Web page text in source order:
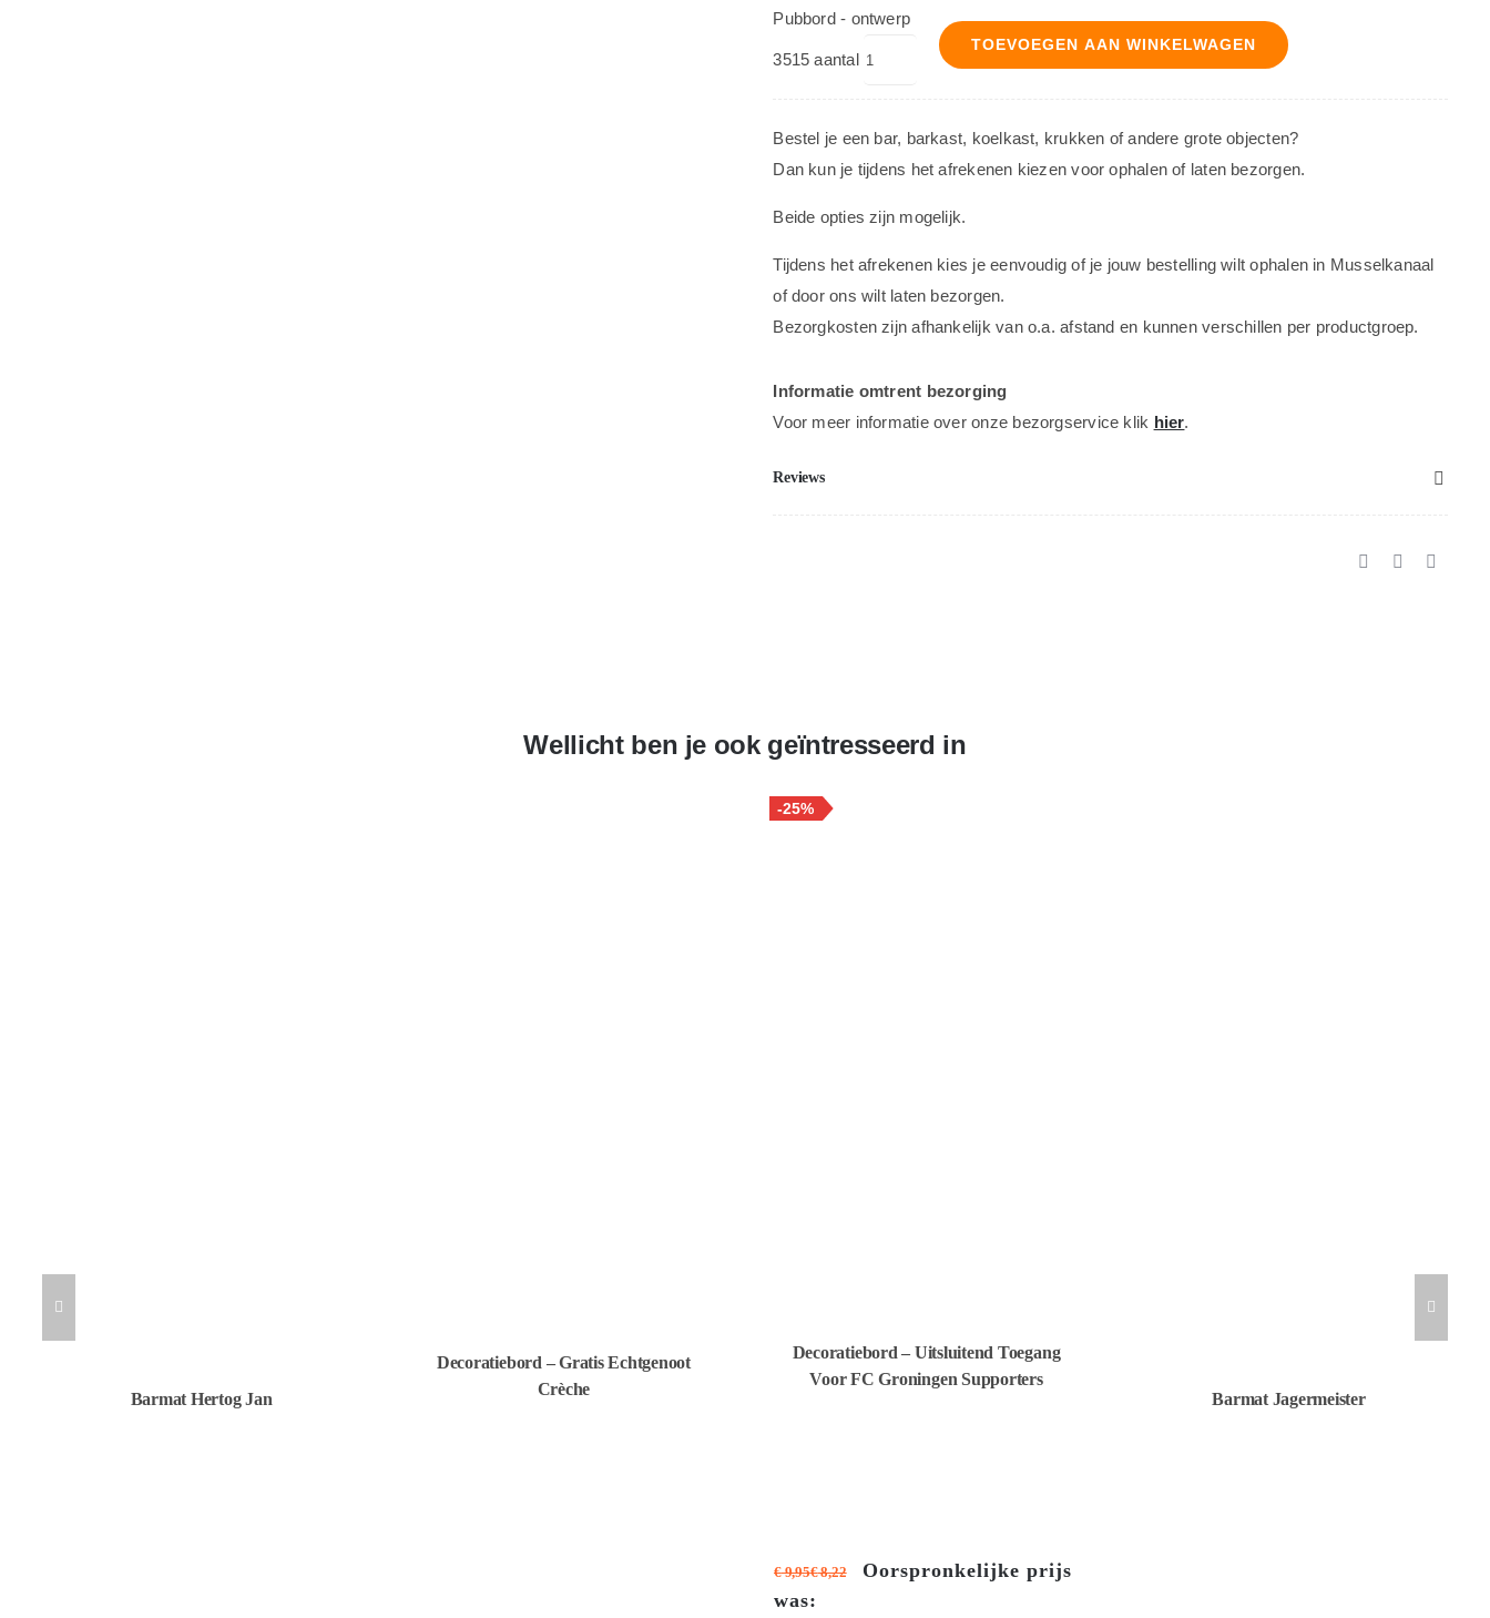
Pubbord - ontwerp
3515 aantal
TOEVOEGEN AAN WINKELWAGEN
Bestel je een bar, barkast, koelkast, krukken of andere grote objecten?
Dan kun je tijdens het afrekenen kiezen voor ophalen of laten bezorgen.
Beide opties zijn mogelijk.
Tijdens het afrekenen kies je eenvoudig of je jouw bestelling wilt ophalen in Musselkanaal
of door ons wilt laten bezorgen.
Bezorgkosten zijn afhankelijk van o.a. afstand en kunnen verschillen per productgroep.
Informatie omtrent bezorging
Voor meer informatie over onze bezorgservice klik hier.
Reviews
Wellicht ben je ook geïntresseerd in
Barmat Hertog Jan
Decoratiebord – Gratis Echtgenoot
Crèche
-25%
Decoratiebord – Uitsluitend Toegang
Voor FC Groningen Supporters
€9,95€8,22
Oorspronkelijke prijs
was:
Barmat Jagermeister